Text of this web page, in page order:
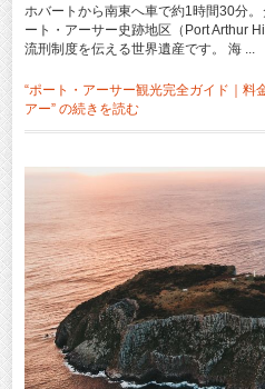
ホバートから南東へ車で約1時間30分
ート・アーサー史跡地区（Port Arthur
流刑制度を伝える世界遺産です。 海 ...
“ポート・アーサー観光完全ガイド｜料
アー” の続きを読む